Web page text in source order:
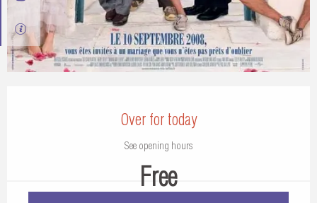
Over for today
See opening hours
Free